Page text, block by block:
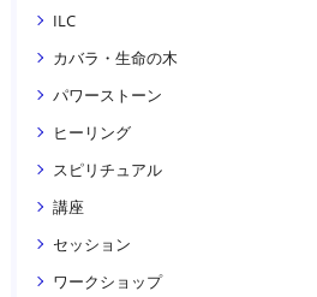
ILC
カバラ・生命の木
パワーストーン
ヒーリング
スピリチュアル
講座
セッション
ワークショップ